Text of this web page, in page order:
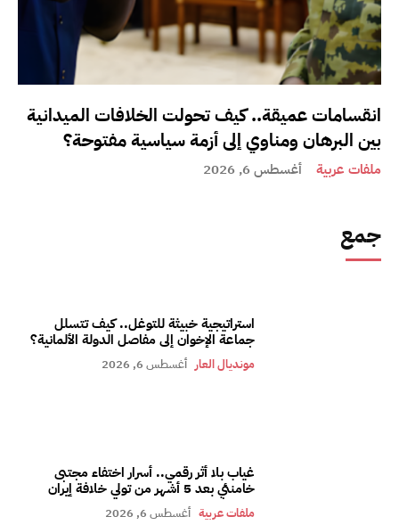
انقسامات عميقة.. كيف تحولت الخلافات الميدانية
بين البرهان ومناوي إلى أزمة سياسية مفتوحة؟
ملفات عربية أغسطس 6, 2026
جمع
استراتيجية خبيثة للتوغل.. كيف تتسلل
جماعة الإخوان إلى مفاصل الدولة الألمانية؟
مونديال العار أغسطس 6, 2026
غياب بلا أثر رقمي.. أسرار اختفاء مجتبى
خامنئي بعد 5 أشهر من تولي خلافة إيران
ملفات عربية أغسطس 6, 2026